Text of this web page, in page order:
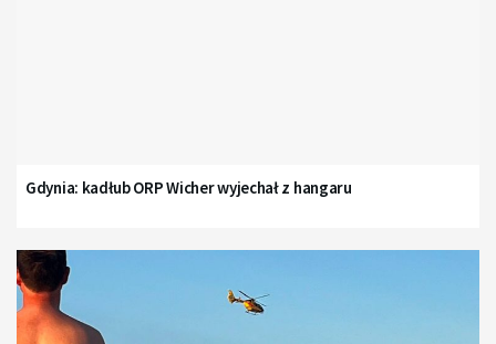
Gdynia: kadłub ORP Wicher wyjechał z hangaru